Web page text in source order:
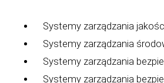
Systemy zarządzania
Systemy zarządzania
Systemy zarządzania
Systemy zarządzania